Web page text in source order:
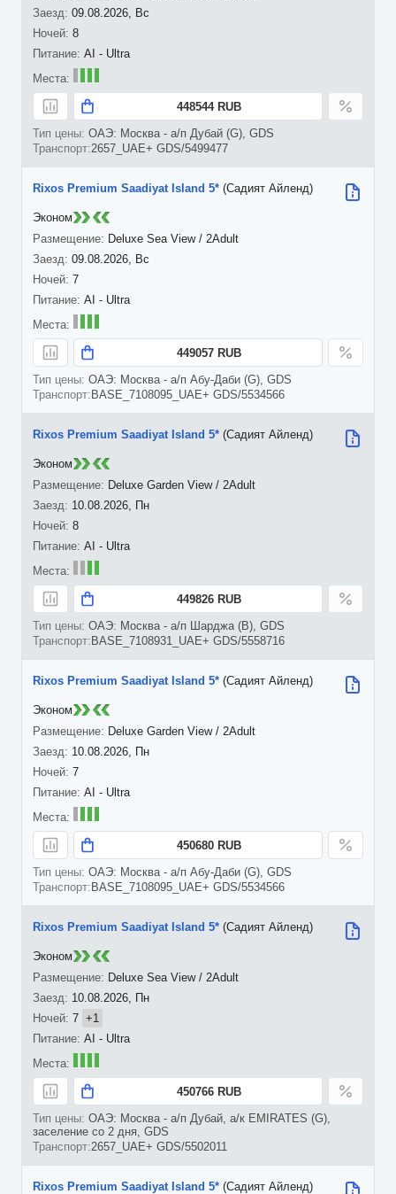
09.08.2026, Вс
8
AI - Ultra
448544 RUB
ОАЭ: Москва - а/п Дубай (G), GDS
2657_UAE+ GDS/5499477
09.08.2026, Вс
7
Rixos Premium Saadiyat Island 5* (Садият Айленд)
Deluxe Sea View / 2Adult
AI - Ultra
449057 RUB
ОАЭ: Москва - а/п Абу-Даби (G), GDS
BASE_7108095_UAE+ GDS/5534566
Эконом
10.08.2026, Пн
8
Rixos Premium Saadiyat Island 5* (Садият Айленд)
Deluxe Garden View / 2Adult
AI - Ultra
449826 RUB
ОАЭ: Москва - а/п Шарджа (B), GDS
BASE_7108931_UAE+ GDS/5558716
Эконом
10.08.2026, Пн
7
Rixos Premium Saadiyat Island 5* (Садият Айленд)
Deluxe Garden View / 2Adult
AI - Ultra
450680 RUB
ОАЭ: Москва - а/п Абу-Даби (G), GDS
BASE_7108095_UAE+ GDS/5534566
Эконом
10.08.2026, Пн
7 +1
Rixos Premium Saadiyat Island 5* (Садият Айленд)
Deluxe Sea View / 2Adult
AI - Ultra
450766 RUB
ОАЭ: Москва - а/п Дубай, а/к EMIRATES (G),
заселение со 2 дня, GDS
2657_UAE+ GDS/5502011
Эконом
Rixos Premium Saadiyat Island 5* (Садият Айленд)